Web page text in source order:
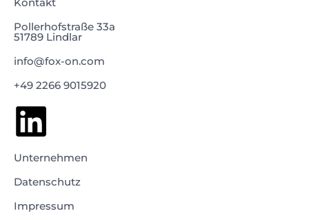
Pollerhofstraße 33a
51789 Lindlar
info@fox-on.com
+49 2266 9015920
Unternehmen
Datenschutz
Impressum